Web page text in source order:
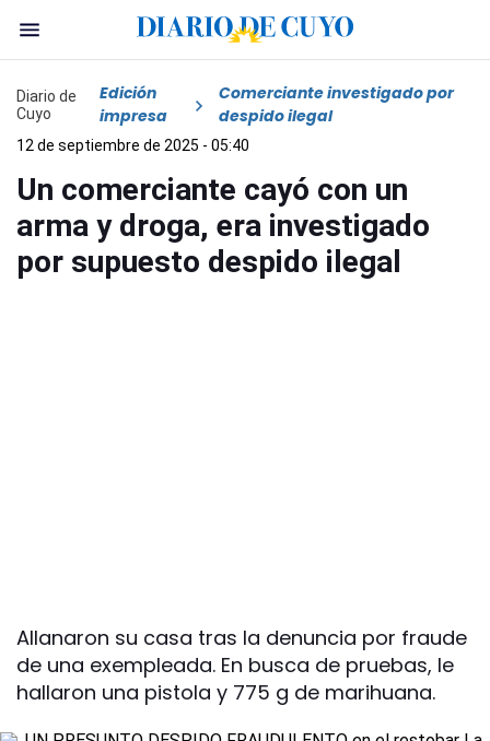
Diario de
Cuyo
Edición
impresa
Comerciante investigado por
despido ilegal
12 de septiembre de 2025 - 05:40
Un comerciante cayó con un
arma y droga, era investigado
por supuesto despido ilegal
Allanaron su casa tras la denuncia por fraude
de una exempleada. En busca de pruebas, le
hallaron una pistola y 775 g de marihuana.